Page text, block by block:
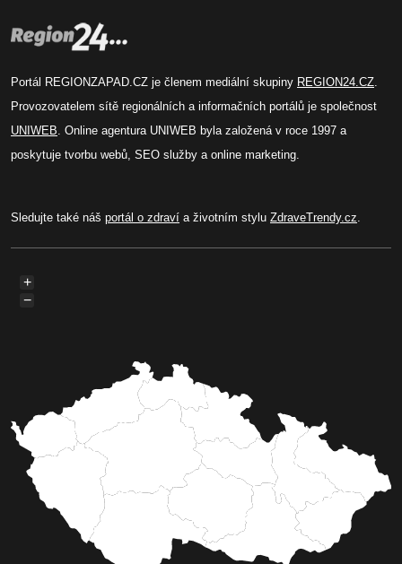
Portál REGIONZAPAD.CZ je členem mediální skupiny REGION24.CZ.
Provozovatelem sítě regionálních a informačních portálů je společnost
UNIWEB. Online agentura UNIWEB byla založená v roce 1997 a
poskytuje tvorbu webů, SEO služby a online marketing.
Sledujte také náš portál o zdraví a životním stylu ZdraveTrendy.cz.
+
−